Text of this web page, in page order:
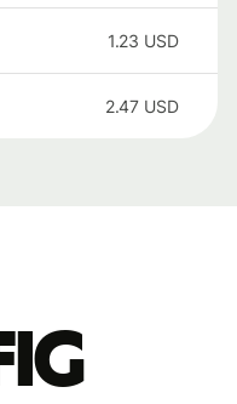
1.23 USD
2.47 USD